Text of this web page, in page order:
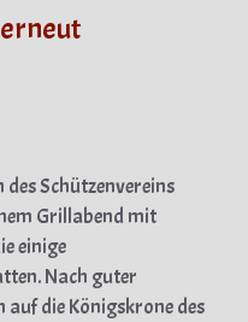
Schützenvereins
Grillabend mit
einige
Nach guter
die Königskrone des